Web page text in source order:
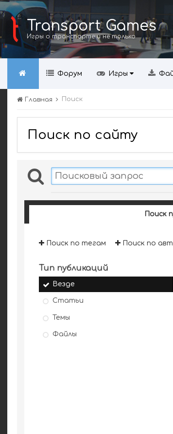
Transport Games
Игры о транспорте и не только
Форум Игры
Главная Поиск
Поиск по сайту
Поиск
Поиск по тегам Поиск по
Тип публикаций
Везде
Статьи
Темы
Файлы